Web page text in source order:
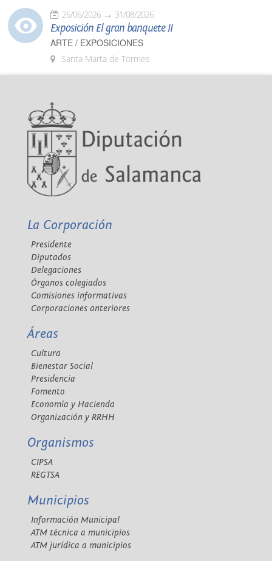
26/06/2026 31/08/2026
Exposición El gran banquete II
ARTE / EXPOSICIONES
Santa Marta de Tormes
La Corporación
Presidente
Diputados
Delegaciones
Órganos colegiados
Comisiones informativas
Corporaciones anteriores
Áreas
Cultura
Bienestar Social
Presidencia
Fomento
Economía y Hacienda
Organización y RRHH
Organismos
CIPSA
REGTSA
Municipios
Información Municipal
ATM técnica a municipios
ATM jurídica a municipios